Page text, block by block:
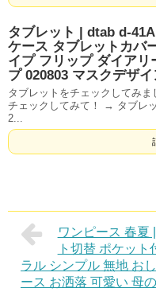
タブレット | dtab d-
ケース タブレットカバ
イプ フリップ ダイアリ
プ 020803 マスクデザ
タブレットをチェックしてみ
チェックしてみて！ → タブレ
2...
ワンピース 春夏
ト切替 ポケット
ラル シンプル 無地 お
ース お洒落 可愛い 母